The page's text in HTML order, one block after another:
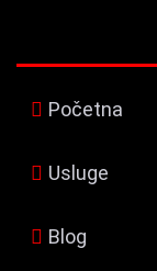
Početna
Usluge
Blog